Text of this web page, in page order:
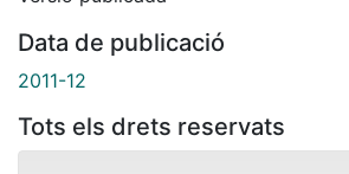
Data de publicació
2011-12
Tots els drets reservats